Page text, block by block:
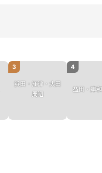
3
浜田・江津・大田
周辺
4
益田・津